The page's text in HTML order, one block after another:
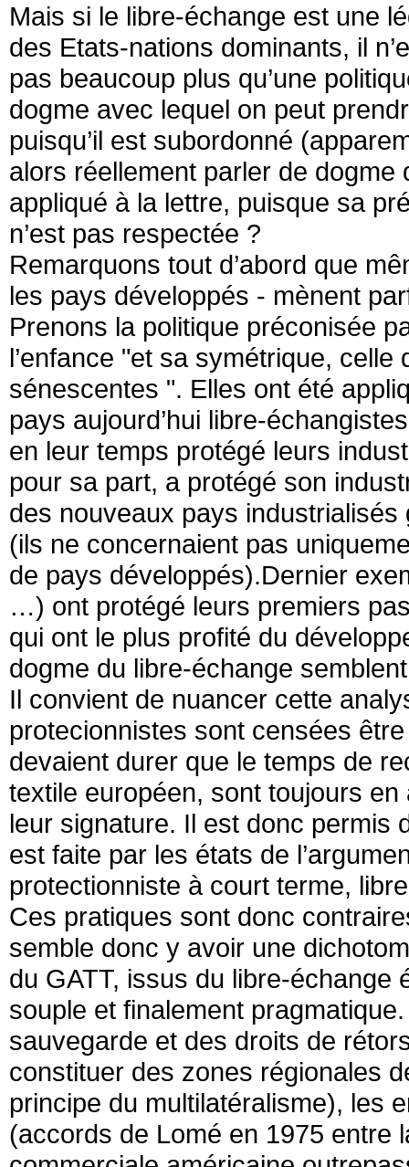
Mais si le libre-échange est une
des Etats-nations dominants, il
pas beaucoup plus qu’une
dogme avec lequel on peut
puisqu’il est subordonné
alors réellement parler de dogme
appliqué à la lettre, puisque sa
n’est pas respectée ?
Remarquons tout d’abord que
les pays développés - mènent
Prenons la politique préconisée
l’enfance "et sa symétrique,
sénescentes ". Elles ont été
pays aujourd’hui libre-
en leur temps protégé leurs
pour sa part, a protégé son
des nouveaux pays
(ils ne concernaient pas
de pays développés).Dernier
…) ont protégé leurs premiers
qui ont le plus profité du
dogme du libre-échange
Il convient de nuancer cette
protecionnistes sont censées
devaient durer que le temps de
textile européen, sont toujours
leur signature. Il est donc permis
est faite par les états de
protectionniste à court terme,
Ces pratiques sont donc
semble donc y avoir une
du GATT, issus du libre-échange
souple et finalement
sauvegarde et des droits de
constituer des zones régionales
principe du multilatéralisme), les
(accords de Lomé en 1975 entre